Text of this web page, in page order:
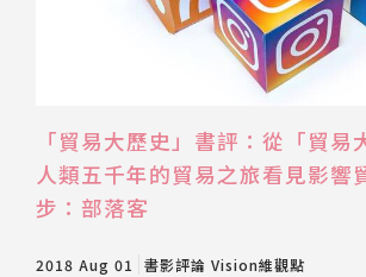
「貿易大歷史」書評：從「貿易
人類五千年的貿易之旅看見影響
步：部落客
2018 Aug 01 書影評論 Vision維觀點